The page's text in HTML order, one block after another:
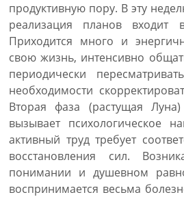
продуктивную пору. В эту
реализация планов входит
Приходится много и
свою жизнь, интенсивно
периодически
необходимости
Вторая фаза (растущая
вызывает психологическое
активный труд требует
восстановления сил.
понимании и душевном
воспринимается весьма